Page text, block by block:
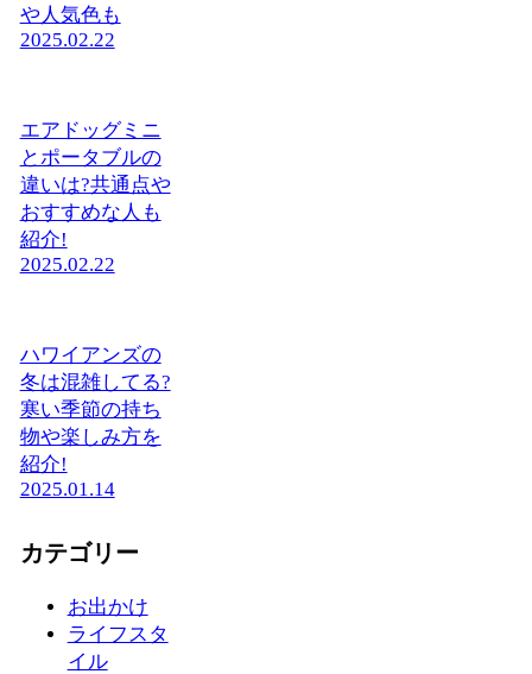
や人気色も
2025.02.22
エアドッグミニ
とポータブルの
違いは?共通点や
おすすめな人も
紹介!
2025.02.22
ハワイアンズの
冬は混雑してる?
寒い季節の持ち
物や楽しみ方を
紹介!
2025.01.14
カテゴリー
お出かけ
ライフスタ
イル